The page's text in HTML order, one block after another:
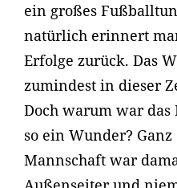
ein großes
natürlich erinnert
Erfolge zurück. Das
zumindest in dieser
Doch warum war
so ein Wunder?
Mannschaft war